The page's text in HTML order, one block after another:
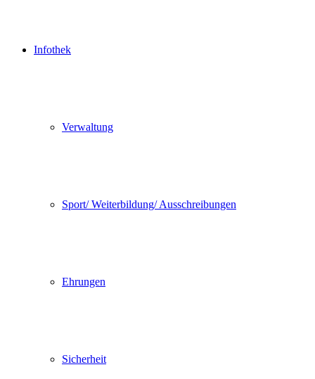
Infothek
Verwaltung
Sport/ Weiterbildung/ Ausschreibungen
Ehrungen
Sicherheit